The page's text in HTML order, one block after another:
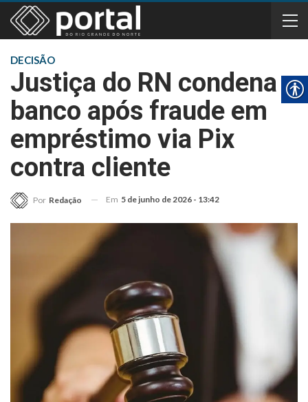
DECISÃO
Justiça do RN condena
banco após fraude em
empréstimo via Pix
contra cliente
Por Redação Em 5 de junho de 2026 - 13:42